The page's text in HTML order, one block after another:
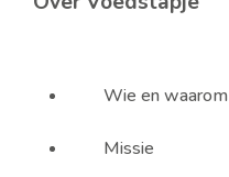
Wie en waarom
Missie